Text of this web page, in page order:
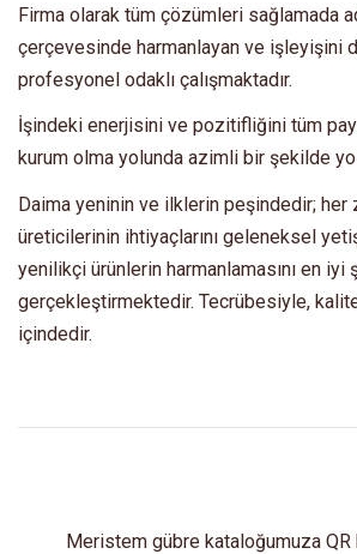
Firma olarak tüm çözümleri sağlamada
çerçevesinde harmanlayan ve işleyişini
profesyonel odaklı çalışmaktadır.
İşindeki enerjisini ve pozitifliğini tüm
kurum olma yolunda azimli bir şekilde
Daima yeninin ve ilklerin peşindedir; her
üreticilerinin ihtiyaçlarını geleneksel
yenilikçi ürünlerin harmanlamasını en iyi
gerçekleştirmektedir. Tecrübesiyle,
içindedir.
Meristem gübre kataloğumuza QR